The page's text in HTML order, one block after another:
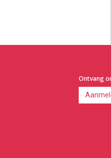
Ontvang